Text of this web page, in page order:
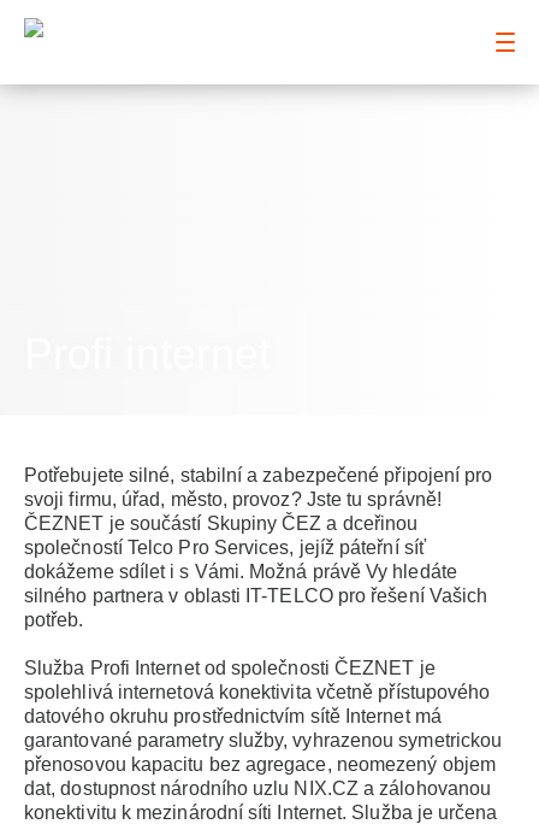
Potřebujete silné, stabilní a zabezpečené připojení pro
svoji firmu, úřad, město, provoz? Jste tu správně!
ČEZNET je součástí Skupiny ČEZ a dceřinou
společností Telco Pro Services, jejíž páteřní síť
dokážeme sdílet i s Vámi. Možná právě Vy hledáte
silného partnera v oblasti IT-TELCO pro řešení Vašich
potřeb.
Služba Profi Internet od společnosti ČEZNET je
spolehlivá internetová konektivita včetně přístupového
datového okruhu prostřednictvím sítě Internet má
garantované parametry služby, vyhrazenou symetrickou
přenosovou kapacitu bez agregace, neomezený objem
dat, dostupnost národního uzlu NIX.CZ a zálohovanou
konektivitu k mezinárodní síti Internet. Služba je určena
: Profi internet